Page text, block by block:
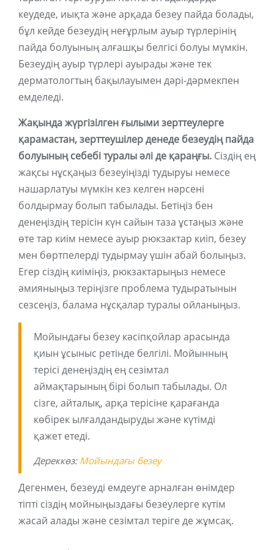
кеудеде, иықта және арқада безеу пайда болады,
бұл кейде безеудің неғұрлым ауыр түрлерінің
пайда болуының алғашқы белгісі болуы мүмкін.
Безеудің ауыр түрлері ауырады және тек
дерматологтың бақылауымен дәрі-дәрмекпен
емделеді.
Жақында жүргізілген ғылыми зерттеулерге
қарамастан, зерттеушілер денеде безеудің пайда
болуының себебі туралы әлі де қараңғы. Сіздің ең
жақсы нұсқаңыз безеуіңізді тудыруы немесе
нашарлатуы мүмкін кез келген нәрсені
болдырмау болып табылады. Бетіңіз бен
денеңіздің терісін күн сайын таза ұстаңыз және
өте тар киім немесе ауыр рюкзактар ​​киіп, безеу
мен бөртпелерді тудырмау үшін абай болыңыз.
Егер сіздің киіміңіз, рюкзактарыңыз немесе
әмияныңыз теріңізге проблема тудыратынын
сезсеңіз, балама нұсқалар туралы ойланыңыз.
Мойындағы безеу кәсіпқойлар арасында
қиын ұсыныс ретінде белгілі. Мойынның
терісі денеңіздің ең сезімтал
аймақтарының бірі болып табылады. Ол
сізге, айталық, арқа терісіне қарағанда
көбірек ылғалдандыруды және күтімді
қажет етеді.
Дереккөз: Мойындағы безеу
Дегенмен, безеуді емдеуге арналған өнімдер
тіпті сіздің мойныңыздағы безеулерге күтім
жасай алады және сезімтал теріге де жұмсақ.